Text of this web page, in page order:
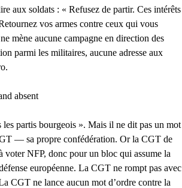
aux soldats : « Refusez de partir. Ces intérêts
vos armes contre ceux qui vous
mène aucune campagne en direction des
parmi les militaires, aucune adresse aux
absent
les partis bourgeois ». Mais il ne dit pas un mot
— sa propre confédération. Or la CGT de
voter NFP, donc pour un bloc qui assume la
européenne. La CGT ne rompt pas avec
CGT ne lance aucun mot d’ordre contre la